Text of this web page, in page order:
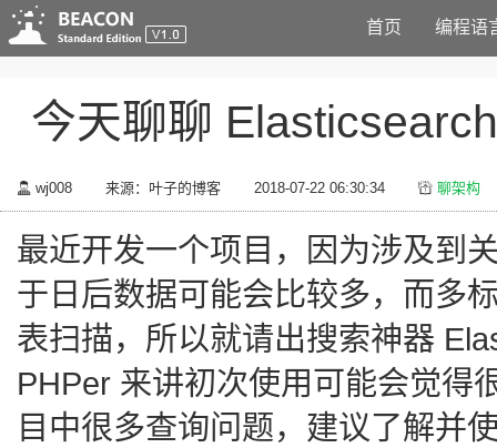
首页 编程语
今天聊聊
wj008 来源：叶子的博客 2018-07-22 06:30:34 聊架构
最近开发一个项目，因为涉及到
于日后数据可能会比较多，而多
表扫描，所以就请出搜索神器
PHPer 来讲初次使用可能会觉得
目中很多查询问题，建议了解并